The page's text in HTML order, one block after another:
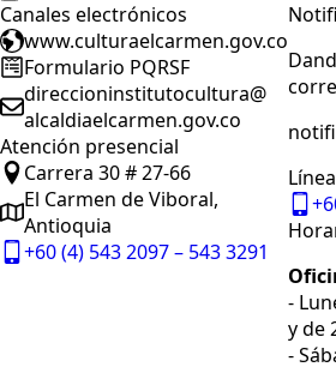
Canales electrónicos
www.culturaelcarmen.gov.co
Formulario PQRSF
direccioninstitutocultura@
alcaldiaelcarmen.gov.co
Atención presencial
Carrera 30 # 27-66
El Carmen de Viboral,
Antioquia
+60 (4) 543 2097 – 543 3291
-
y de
-